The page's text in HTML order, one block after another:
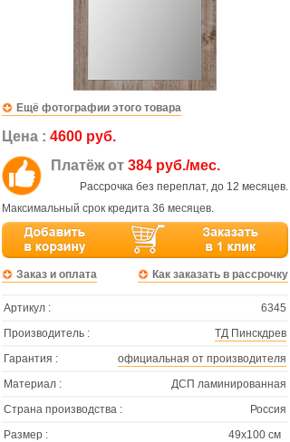
Ещё фотографии этого товара
Цена : 4600 руб.
Платёж от 384 руб./мес.
Рассрочка без переплат, до 12 месяцев.
Максимальный срок кредита 36 месяцев.
Заказ и оплата Как заказать в рассрочку
Артикул :
6345
Производитель :
ТД Пинскдрев
Гарантия :
официальная от производителя
Материал :
ДСП ламинированная
Страна производства :
Россия
Размер :
49х100 см